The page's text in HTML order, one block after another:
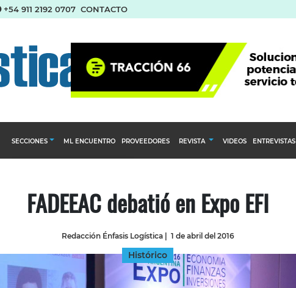
+54 911 2192 0707 CONTACTO
SECCIONES
Almacenes e inventarios
Logística y distribución
Tecnología
ML ENCUENTRO PROVEEDORES REVISTA VIDEOS ENTREVISTAS
FADEEAC debatió en Expo EFI
Redacción Énfasis Logística| 1 de abril del 2016
Histórico